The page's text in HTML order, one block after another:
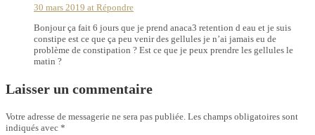
30 mars 2019 at Répondre
Bonjour ça fait 6 jours que je prend anaca3 retention d eau et je suis
constipe est ce que ça peu venir des gellules je n’ai jamais eu de
problème de constipation ? Est ce que je peux prendre les gellules le
matin ?
Laisser un commentaire
Votre adresse de messagerie ne sera pas publiée. Les champs obligatoires sont
indiqués avec *